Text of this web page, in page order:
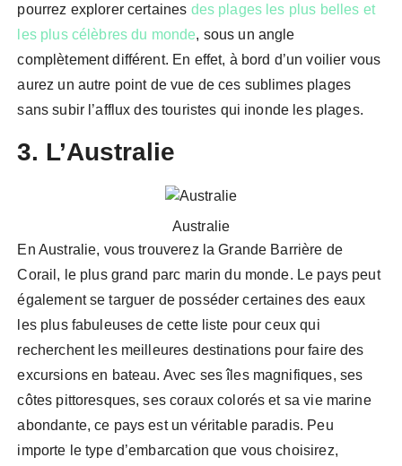
pourrez explorer certaines des plages les plus belles et
les plus célèbres du monde, sous un angle
complètement différent. En effet, à bord d’un voilier vous
aurez un autre point de vue de ces sublimes plages
sans subir l’afflux des touristes qui inonde les plages.
3. L’Australie
Australie
En Australie, vous trouverez la Grande Barrière de
Corail, le plus grand parc marin du monde. Le pays peut
également se targuer de posséder certaines des eaux
les plus fabuleuses de cette liste pour ceux qui
recherchent les meilleures destinations pour faire des
excursions en bateau. Avec ses îles magnifiques, ses
côtes pittoresques, ses coraux colorés et sa vie marine
abondante, ce pays est un véritable paradis. Peu
importe le type d’embarcation que vous choisirez,